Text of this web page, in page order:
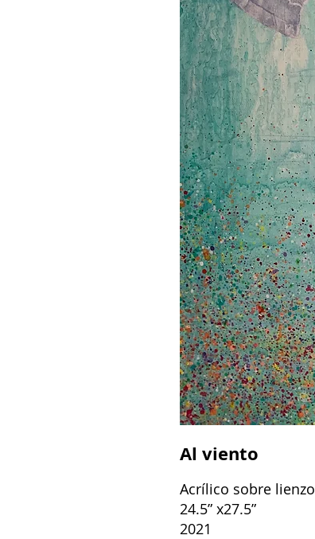
Al viento
Acrílico sobre lienzo
24.5” x27.5”
2021